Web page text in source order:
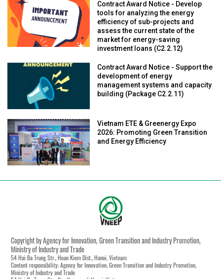
Contract Award Notice - Develop
tools for analyzing the energy
efficiency of sub-projects and
assess the current state of the
market for energy-saving
investment loans (C2.2.12)
Contract Award Notice - Support the
development of energy
management systems and capacity
building (Package C2.2.11)
Vietnam ETE & Greenergy Expo
2026: Promoting Green Transition
and Energy Efficiency
Copyright by Agency for Innovation, Green Transition and Industry Promotion,
Ministry of Industry and Trade
54 Hai Ba Trung Str., Hoan Kiem Dist., Hanoi, Vietnam
Content responsibility: Agency for Innovation, Green Transition and Industry Promotion,
Ministry of Industry and Trade